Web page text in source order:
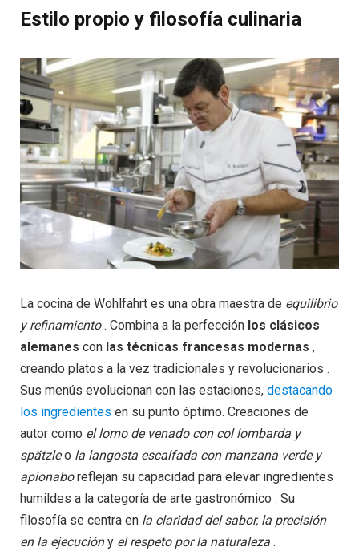
Estilo propio y filosofía culinaria
La cocina de Wohlfahrt es una obra maestra de equilibrio
y refinamiento. Combina a la perfección los clásicos
alemanes con las técnicas francesas modernas ,
creando platos a la vez tradicionales y revolucionarios .
Sus menús evolucionan con las estaciones, destacando
los ingredientes en su punto óptimo. Creaciones de
autor como el lomo de venado con col lombarda y
spätzleo la langosta escalfada con manzana verde y
apionaboreflejan su capacidad para elevar ingredientes
humildes a la categoría de arte gastronómico . Su
filosofía se centra en la claridad del sabor, la precisión
en la ejecucióny el respeto por la naturaleza .